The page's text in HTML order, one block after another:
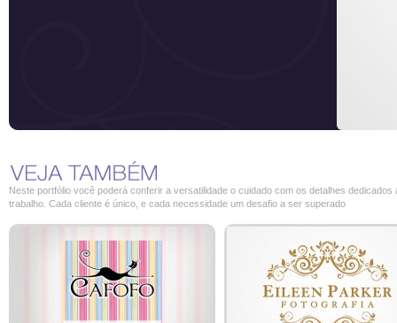
Neste portfólio você poderá conferir a versatilidade o cuidado com os detalhes dedicados
trabalho. Cada cliente é único, e cada necessidade um desafio a ser superado